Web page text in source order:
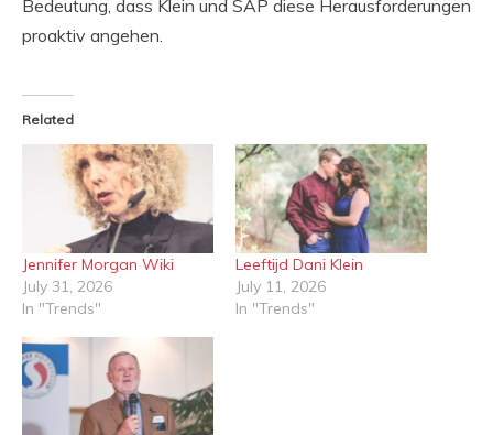
Bedeutung, dass Klein und SAP diese Herausforderungen
proaktiv angehen.
Related
Jennifer Morgan Wiki
July 31, 2026
In "Trends"
Leeftijd Dani Klein
July 11, 2026
In "Trends"